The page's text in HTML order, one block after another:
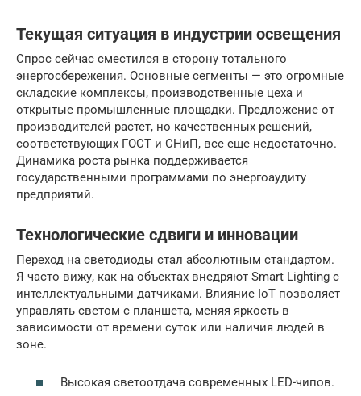
Текущая ситуация в индустрии освещения
Спрос сейчас сместился в сторону тотального
энергосбережения. Основные сегменты — это огромные
складские комплексы, производственные цеха и
открытые промышленные площадки. Предложение от
производителей растет, но качественных решений,
соответствующих ГОСТ и СНиП, все еще недостаточно.
Динамика роста рынка поддерживается
государственными программами по энергоаудиту
предприятий.
Технологические сдвиги и инновации
Переход на светодиоды стал абсолютным стандартом.
Я часто вижу, как на объектах внедряют Smart Lighting с
интеллектуальными датчиками. Влияние IoT позволяет
управлять светом с планшета, меняя яркость в
зависимости от времени суток или наличия людей в
зоне.
Высокая светоотдача современных LED-чипов.